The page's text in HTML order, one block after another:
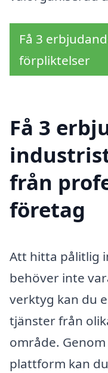
Få 3
förpliktelser
Få 3
från
företag
Att hitta pålitlig
behöver inte
verktyg kan du
tjänster från
område.
plattform kan